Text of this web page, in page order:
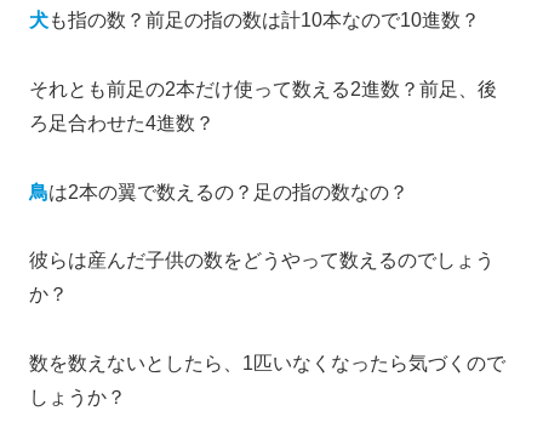
犬も指の数？前足の指の数は計10本なので10進数？
それとも前足の2本だけ使って数える2進数？前足、後
ろ足合わせた4進数？
鳥は2本の翼で数えるの？足の指の数なの？
彼らは産んだ子供の数をどうやって数えるのでしょう
か？
数を数えないとしたら、1匹いなくなったら気づくので
しょうか？